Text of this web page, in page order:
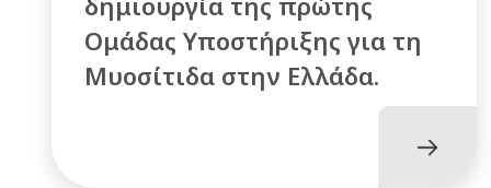
Ομάδας Υποστήριξης για τη
Μυοσίτιδα στην Ελλάδα.